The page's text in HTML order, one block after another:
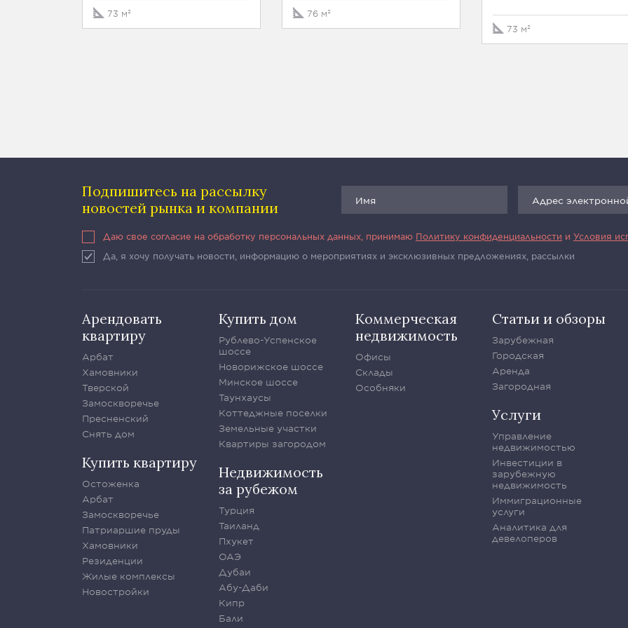
73 м² 76 м²
73 м²
Подпишитесь на рассылку
новостей рынка и компании
Даю свое согласие на обработку персональных данных, принимаю Политику конфиденциальности и Условия
Да, я хочу получать новости, информацию о мероприятиях и эксклюзивных предложениях, рассылки
Арендовать
квартиру
Арбат
Хамовники
Тверской
Замоскворечье
Пресненский
Снять дом
Купить квартиру
Остоженка
Арбат
Замоскворечье
Патриаршие пруды
Хамовники
Резиденции
Жилые комплексы
Новостройки
Купить дом
Рублево-Успенское
шоссе
Новорижское шоссе
Минское шоссе
Таунхаусы
Коттеджные поселки
Земельные участки
Квартиры загородом
Недвижимость
за рубежом
Турция
Таиланд
Пхукет
ОАЭ
Дубаи
Абу-Даби
Кипр
Бали
Коммерческая
недвижимость
Офисы
Склады
Особняки
Статьи и обзоры
Зарубежная
Городская
Аренда
Загородная
Услуги
Управление
недвижимостью
Инвестиции в
зарубежную
недвижимость
Иммиграционные
услуги
Аналитика для
девелоперов